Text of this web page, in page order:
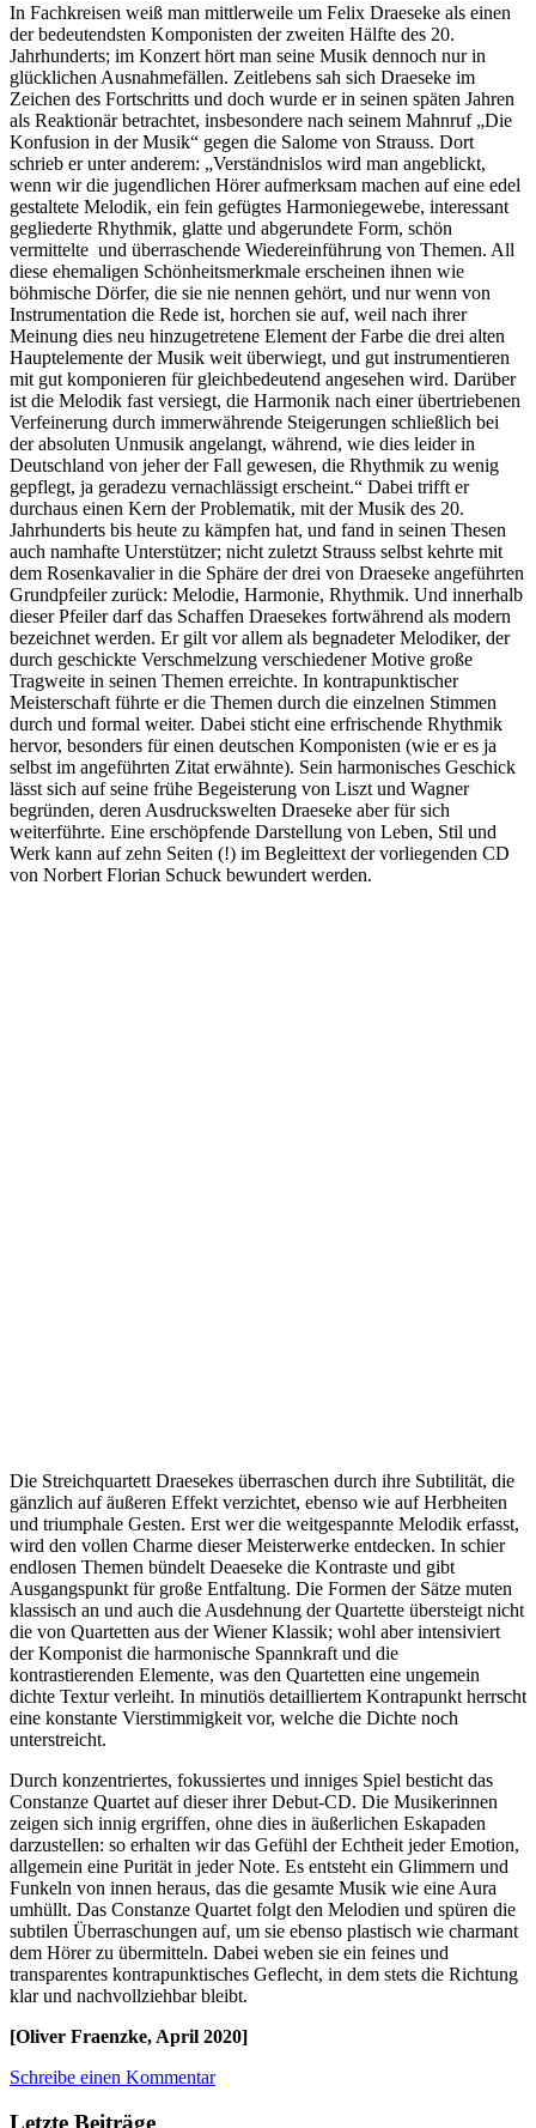
In Fachkreisen weiß man mittlerweile um Felix Draeseke als einen
der bedeutendsten Komponisten der zweiten Hälfte des 20.
Jahrhunderts; im Konzert hört man seine Musik dennoch nur in
glücklichen Ausnahmefällen. Zeitlebens sah sich Draeseke im
Zeichen des Fortschritts und doch wurde er in seinen späten Jahren
als Reaktionär betrachtet, insbesondere nach seinem Mahnruf „Die
Konfusion in der Musik“ gegen die Salome von Strauss. Dort
schrieb er unter anderem: „Verständnislos wird man angeblickt,
wenn wir die jugendlichen Hörer aufmerksam machen auf eine edel
gestaltete Melodik, ein fein gefügtes Harmoniegewebe, interessant
gegliederte Rhythmik, glatte und abgerundete Form, schön
vermittelte und überraschende Wiedereinführung von Themen. All
diese ehemaligen Schönheitsmerkmale erscheinen ihnen wie
böhmische Dörfer, die sie nie nennen gehört, und nur wenn von
Instrumentation die Rede ist, horchen sie auf, weil nach ihrer
Meinung dies neu hinzugetretene Element der Farbe die drei alten
Hauptelemente der Musik weit überwiegt, und gut instrumentieren
mit gut komponieren für gleichbedeutend angesehen wird. Darüber
ist die Melodik fast versiegt, die Harmonik nach einer übertriebenen
Verfeinerung durch immerwährende Steigerungen schließlich bei
der absoluten Unmusik angelangt, während, wie dies leider in
Deutschland von jeher der Fall gewesen, die Rhythmik zu wenig
gepflegt, ja geradezu vernachlässigt erscheint.“ Dabei trifft er
durchaus einen Kern der Problematik, mit der Musik des 20.
Jahrhunderts bis heute zu kämpfen hat, und fand in seinen Thesen
auch namhafte Unterstützer; nicht zuletzt Strauss selbst kehrte mit
dem Rosenkavalier in die Sphäre der drei von Draeseke angeführten
Grundpfeiler zurück: Melodie, Harmonie, Rhythmik. Und innerhalb
dieser Pfeiler darf das Schaffen Draesekes fortwährend als modern
bezeichnet werden. Er gilt vor allem als begnadeter Melodiker, der
durch geschickte Verschmelzung verschiedener Motive große
Tragweite in seinen Themen erreichte. In kontrapunktischer
Meisterschaft führte er die Themen durch die einzelnen Stimmen
durch und formal weiter. Dabei sticht eine erfrischende Rhythmik
hervor, besonders für einen deutschen Komponisten (wie er es ja
selbst im angeführten Zitat erwähnte). Sein harmonisches Geschick
lässt sich auf seine frühe Begeisterung von Liszt und Wagner
begründen, deren Ausdruckswelten Draeseke aber für sich
weiterführte. Eine erschöpfende Darstellung von Leben, Stil und
Werk kann auf zehn Seiten (!) im Begleittext der vorliegenden CD
von Norbert Florian Schuck bewundert werden.
Die Streichquartett Draesekes überraschen durch ihre Subtilität, die
gänzlich auf äußeren Effekt verzichtet, ebenso wie auf Herbheiten
und triumphale Gesten. Erst wer die weitgespannte Melodik erfasst,
wird den vollen Charme dieser Meisterwerke entdecken. In schier
endlosen Themen bündelt Deaeseke die Kontraste und gibt
Ausgangspunkt für große Entfaltung. Die Formen der Sätze muten
klassisch an und auch die Ausdehnung der Quartette übersteigt nicht
die von Quartetten aus der Wiener Klassik; wohl aber intensiviert
der Komponist die harmonische Spannkraft und die
kontrastierenden Elemente, was den Quartetten eine ungemein
dichte Textur verleiht. In minutiös detailliertem Kontrapunkt herrscht
eine konstante Vierstimmigkeit vor, welche die Dichte noch
unterstreicht.
Durch konzentriertes, fokussiertes und inniges Spiel besticht das
Constanze Quartet auf dieser ihrer Debut-CD. Die Musikerinnen
zeigen sich innig ergriffen, ohne dies in äußerlichen Eskapaden
darzustellen: so erhalten wir das Gefühl der Echtheit jeder Emotion,
allgemein eine Purität in jeder Note. Es entsteht ein Glimmern und
Funkeln von innen heraus, das die gesamte Musik wie eine Aura
umhüllt. Das Constanze Quartet folgt den Melodien und spüren die
subtilen Überraschungen auf, um sie ebenso plastisch wie charmant
dem Hörer zu übermitteln. Dabei weben sie ein feines und
transparentes kontrapunktisches Geflecht, in dem stets die Richtung
klar und nachvollziehbar bleibt.
[Oliver Fraenzke, April 2020]
Schreibe einen Kommentar
Letzte Beiträge